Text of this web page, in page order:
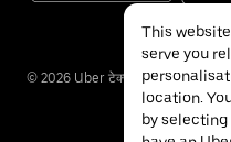
© 2026 Uber टेक्नॉलॉजीज इंक.
This
serve you
location.
by selecting